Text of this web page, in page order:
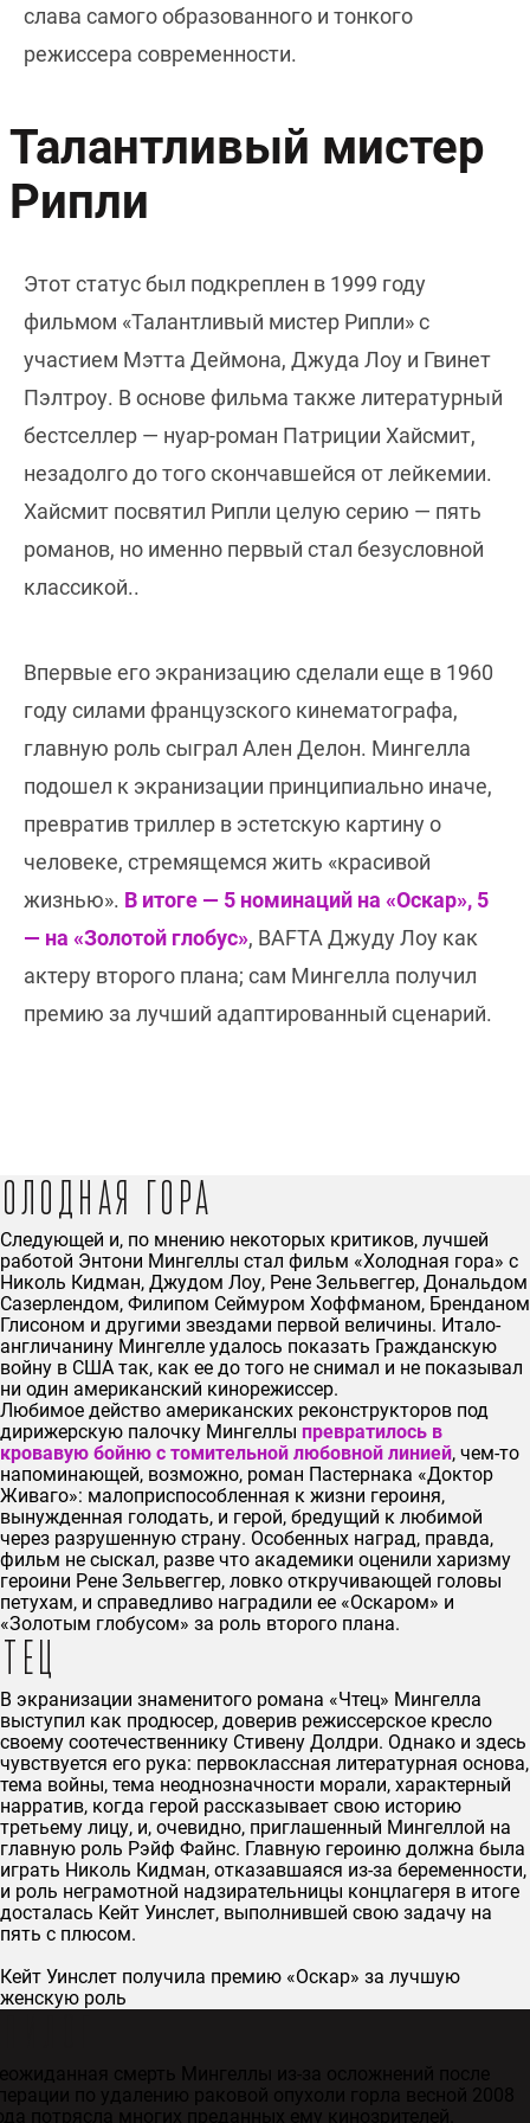
слава самого образованного и тонкого
режиссера современности.
Талантливый мистер
Рипли
Этот статус был подкреплен в 1999 году
фильмом «Талантливый мистер Рипли» с
участием Мэтта Деймона, Джуда Лоу и Гвинет
Пэлтроу. В основе фильма также литературный
бестселлер — нуар-роман Патриции Хайсмит,
незадолго до того скончавшейся от лейкемии.
Хайсмит посвятил Рипли целую серию — пять
романов, но именно первый стал безусловной
классикой..
Впервые его экранизацию сделали еще в 1960
году силами французского кинематографа,
главную роль сыграл Ален Делон. Мингелла
подошел к экранизации принципиально иначе,
превратив триллер в эстетскую картину о
человеке, стремящемся жить «красивой
жизнью». В итоге — 5 номинаций на «Оскар», 5
— на «Золотой глобус», BAFTA Джуду Лоу как
актеру второго плана; сам Мингелла получил
премию за лучший адаптированный сценарий.
гора
Следующей и, по мнению некоторых критиков, лучшей
работой Энтони Мингеллы стал фильм «Холодная гора» с
Николь Кидман, Джудом Лоу, Рене Зельвеггер, Дональдом
Сазерлендом, Филипом Сеймуром Хоффманом, Бренданом
Глисоном и другими звездами первой величины. Итало-
англичанину Мингелле удалось показать Гражданскую
войну в США так, как ее до того не снимал и не показывал
ни один американский кинорежиссер.
Любимое действо американских реконструкторов под
дирижерскую палочку Мингеллы превратилось в
кровавую бойню с томительной любовной линией, чем-то
напоминающей, возможно, роман Пастернака «Доктор
Живаго»: малоприспособленная к жизни героиня,
вынужденная голодать, и герой, бредущий к любимой
через разрушенную страну. Особенных наград, правда,
фильм не сыскал, разве что академики оценили харизму
героини Рене Зельвеггер, ловко откручивающей головы
петухам, и справедливо наградили ее «Оскаром» и
«Золотым глобусом» за роль второго плана.
В экранизации знаменитого романа «Чтец» Мингелла
выступил как продюсер, доверив режиссерское кресло
своему соотечественнику Стивену Долдри. Однако и здесь
чувствуется его рука: первоклассная литературная основа,
тема войны, тема неоднозначности морали, характерный
нарратив, когда герой рассказывает свою историю
третьему лицу, и, очевидно, приглашенный Мингеллой на
главную роль Рэйф Файнс. Главную героиню должна была
играть Николь Кидман, отказавшаяся из-за беременности,
и роль неграмотной надзирательницы концлагеря в итоге
досталась Кейт Уинслет, выполнившей свою задачу на
пять с плюсом.
Кейт Уинслет получила премию «Оскар» за лучшую
женскую роль
смерть Мингеллы из-за осложнений после
по удалению раковой опухоли горла весной 2008
потрясла многих преданных ему кинозрителей.